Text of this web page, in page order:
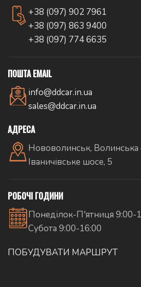
+38 (097) 902 7961
+38 (097) 863 9400
+38 (097) 774 6635
ПОШТА EMAIL
info@ddcar.in.ua
sales@ddcar.in.ua
АДРЕСА
Нововолинськ, Волинська
Іваничівське шосе, 5
РОБОЧІ ГОДИНИ
Понеділок-П'ятниця 9:00-
Субота 9:00-16:00
ПОБУДУВАТИ МАРШРУТ